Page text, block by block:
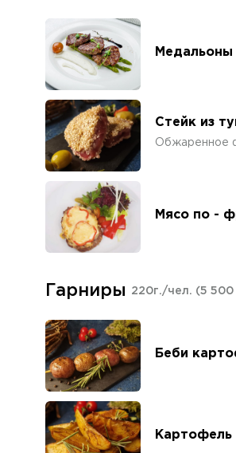
Медальоны
Стейк из
Обжаренное
Мясо по -
Гарниры 220г./чел. (5 500
Беби
Картофель